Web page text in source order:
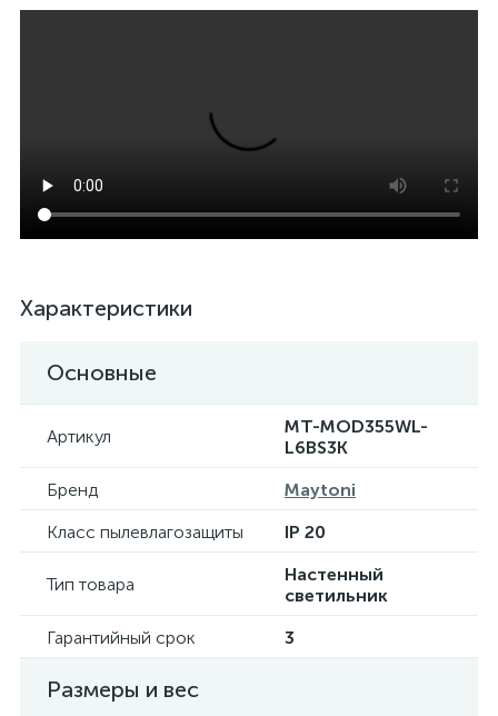
Характеристики
Основные
Артикул
MT-MOD355WL-
L6BS3K
Бренд
Maytoni
Класс пылевлагозащиты
IP 20
Тип товара
Настенный
светильник
Гарантийный срок
3
Размеры и вес